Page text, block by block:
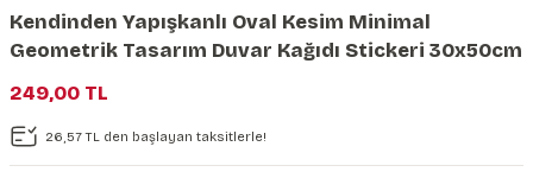
Uzay Duvar Kağıdı
Müzik Duvar Kağıdı
Taş Desenli Duvar Kağıdı
Kendinden Yapışkanlı Oval Kesim Minimal
Geometrik Tasarım Duvar Kağıdı Stickeri 30x50cm
249,00 TL
26,57 TL den başlayan taksitlerle!